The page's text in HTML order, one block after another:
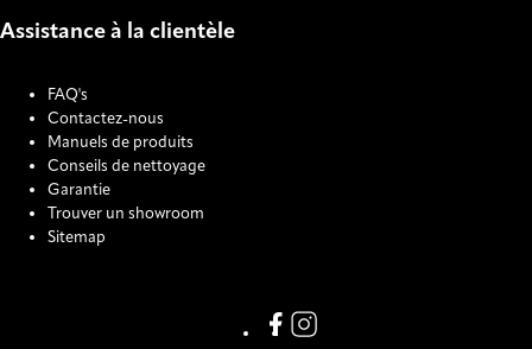
Assistance à la clientèle
FAQ's
Contactez-nous
Manuels de produits
Conseils de nettoyage
Garantie
Trouver un showroom
Sitemap
Link missing Display text from
Link missing Display text